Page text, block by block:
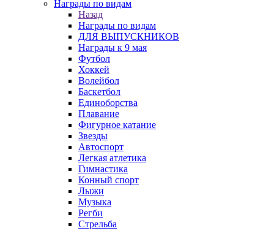
Награды по видам
Назад
Награды по видам
ДЛЯ ВЫПУСКНИКОВ
Награды к 9 мая
Футбол
Хоккей
Волейбол
Баскетбол
Единоборства
Плавание
Фигурное катание
Звезды
Автоспорт
Легкая атлетика
Гимнастика
Конный спорт
Лыжи
Музыка
Регби
Стрельба